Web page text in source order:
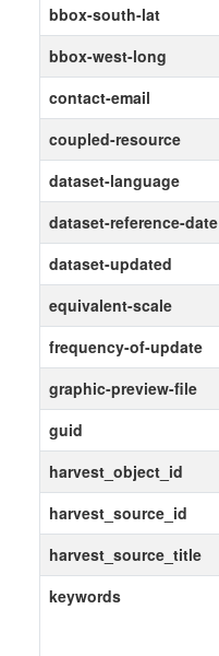
bbox-south-lat
bbox-west-long
contact-email
coupled-resource
dataset-language
dataset-reference-date
dataset-updated
equivalent-scale
frequency-of-update
graphic-preview-file
guid
harvest_object_id
harvest_source_id
harvest_source_title
keywords